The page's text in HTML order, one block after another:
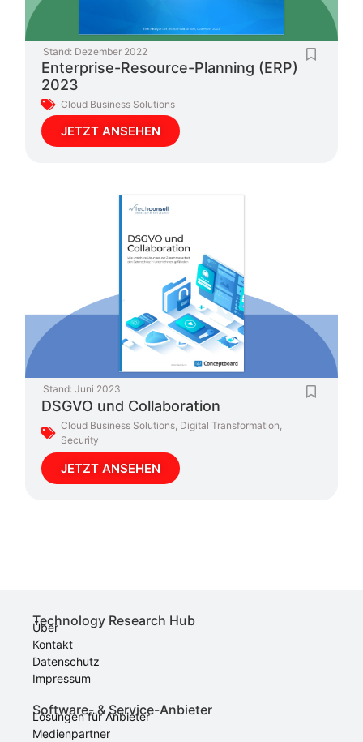
Stand: Dezember 2022
Enterprise-Resource-Planning (ERP)
2023
Cloud Business Solutions
JETZT ANSEHEN
Stand: Juni 2023
DSGVO und Collaboration
Cloud Business Solutions, Digital Transformation,
Security
JETZT ANSEHEN
Technology Research Hub
Über
Kontakt
Datenschutz
Impressum
Software- & Service-Anbieter
Lösungen für Anbieter
Medienpartner